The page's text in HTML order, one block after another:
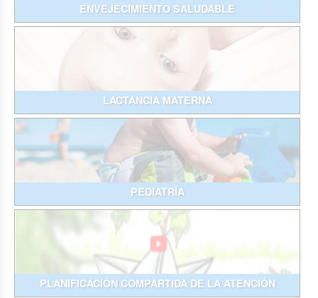
ENVEJECIMIENTO SALUDABLE
LACTANCIA MATERNA
PEDIATRÍA
PLANIFICACIÓN COMPARTIDA DE LA ATENCIÓN